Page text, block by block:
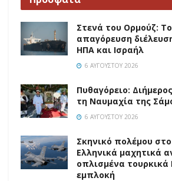
Στενά του Ορμούζ: Το
απαγόρευση
ΗΠΑ και Ισραήλ
6 ΑΥΓΟΎΣΤΟΥ 2026
Πυθαγόρειο:
τη Ναυμαχία της
6 ΑΥΓΟΎΣΤΟΥ 2026
Σκηνικό πολέμου στο
Ελληνικά μαχητικά
οπλισμένα τουρκικά
εμπλοκή